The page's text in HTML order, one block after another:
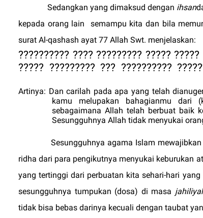
Sedangkan yang dimaksud dengan ihsan
kepada orang lain
semampu kita dan bila
surat Al-qashash ayat 77 Allah Swt. menjelaskan:
????????? ?????? ??????
??????????
????????? ?????
????????? ?????
Artinya: Dan carilah pada apa yang telah
kamu melupakan bahagianmu dari
sebagaimana Allah telah berbuat baik
Sesungguhnya Allah tidak menyukai
Sesungguhnya agama Islam
ridha dari para pengikutnya menyukai keburukan
yang tertinggi dari perbuatan kita sehari-hari
sesungguhnya tumpukan (dosa) di masa
tidak bisa bebas darinya kecuali dengan taubat